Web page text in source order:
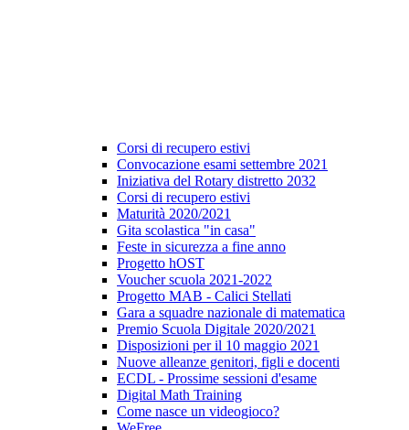
Corsi di recupero estivi
Convocazione esami settembre 2021
Iniziativa del Rotary distretto 2032
Corsi di recupero estivi
Maturità 2020/2021
Gita scolastica "in casa"
Feste in sicurezza a fine anno
Progetto hOST
Voucher scuola 2021-2022
Progetto MAB - Calici Stellati
Gara a squadre nazionale di matematica
Premio Scuola Digitale 2020/2021
Disposizioni per il 10 maggio 2021
Nuove alleanze genitori, figli e docenti
ECDL - Prossime sessioni d'esame
Digital Math Training
Come nasce un videogioco?